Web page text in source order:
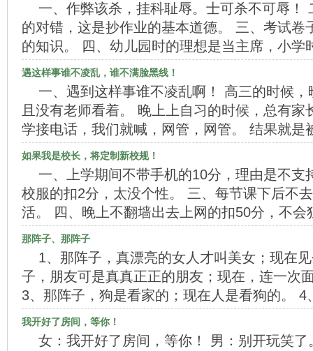
一、作弊该杀，挂科耻辱。士可杀不可辱！
的对错，这是抄作业的基本道德。 三、考试卷
的知识。 四、幼儿园时的理想是当主席，小学
遇这样事谁不凌乱，谁不满脸黑线！
一、遇到这样事谁不凌乱啊！ 高三的时候
且没有老师看着。 晚上上自习的时候，总有
学接电话，我们就喊，网管，网管。 结果就是
如果我是校长，将定制新校规！
一、上学期间不带手机的10分，理由是不支
校服的扣2分，太没个性。 三、每节课下后不
活。 四、晚上不翻墙出去上网的扣50分，不
那阵子、那阵子
1、那阵子，真漂亮的女人才叫美女；现在
子，朋友可是真真正正的朋友；现在，连一次
3、那阵子，狗是看家的；现在人是看狗的。
我开好了房间，等你！
女：我开好了房间，等你！ 男：别开玩笑